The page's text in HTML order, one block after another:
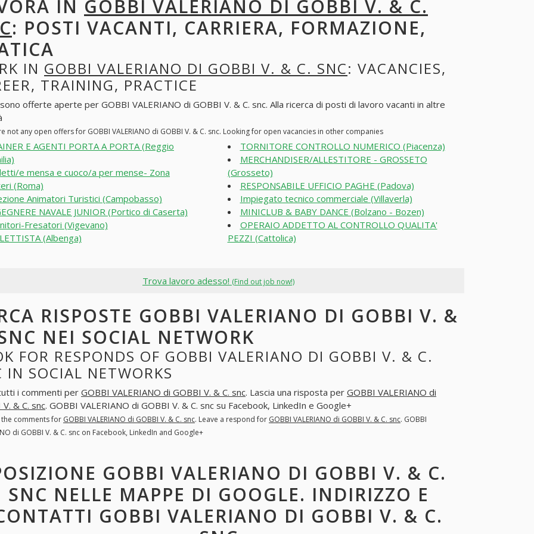
IN GOBBI VALERIANO DI GOBBI V. & C.
: POSTI VACANTI, CARRIERA, FORMAZIONE,
IN GOBBI VALERIANO DI GOBBI V. & C. SNC: VACANCIES,
TRAINING, PRACTICE
offerte aperte per GOBBI VALERIANO di GOBBI V. & C. snc. Alla ricerca di posti di lavoro vacanti in altre
not any open offers for GOBBI VALERIANO di GOBBI V. & C. snc. Looking for open vacancies in other companies
E AGENTI PORTA A PORTA (Reggio
e mensa e cuoco/a per mense- Zona
(Roma)
Animatori Turistici (Campobasso)
NAVALE JUNIOR (Portico di Caserta)
Fresatori (Vigevano)
(Albenga)
TORNITORE CONTROLLO NUMERICO (Piacenza)
MERCHANDISER/ALLESTITORE - GROSSETO
(Grosseto)
RESPONSABILE UFFICIO PAGHE (Padova)
Impiegato tecnico commerciale (Villaverla)
MINICLUB & BABY DANCE (Bolzano - Bozen)
OPERAIO ADDETTO AL CONTROLLO QUALITA'
PEZZI (Cattolica)
Trova lavoro adesso! (Find out job now!)
RISPOSTE GOBBI VALERIANO DI GOBBI V. &
NEI SOCIAL NETWORK
FOR RESPONDS OF GOBBI VALERIANO DI GOBBI V. & C.
IN SOCIAL NETWORKS
i commenti per GOBBI VALERIANO di GOBBI V. & C. snc. Lascia una risposta per GOBBI VALERIANO di
& C. snc. GOBBI VALERIANO di GOBBI V. & C. snc su Facebook, LinkedIn e Google+
the comments for GOBBI VALERIANO di GOBBI V. & C. snc. Leave a respond for GOBBI VALERIANO di GOBBI V. & C. snc. GOBBI
di GOBBI V. & C. snc on Facebook, LinkedIn and Google+
GOBBI VALERIANO DI GOBBI V. & C.
SNC NELLE MAPPE DI GOOGLE. INDIRIZZO E
GOBBI VALERIANO DI GOBBI V. & C.